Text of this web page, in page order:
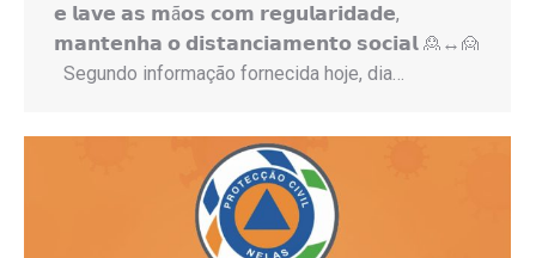
𝗲 𝗹𝗮𝘃𝗲 𝗮𝘀 𝗺ã𝗼𝘀 𝗰𝗼𝗺 𝗿𝗲𝗴𝘂𝗹𝗮𝗿𝗶𝗱𝗮𝗱𝗲,
𝗺𝗮𝗻𝘁𝗲𝗻𝗵𝗮 𝗼 𝗱𝗶𝘀𝘁𝗮𝗻𝗰𝗶𝗮𝗺𝗲𝗻𝘁𝗼 𝘀𝗼𝗰𝗶𝗮𝗹 🙎↔️🙍
Segundo informação fornecida hoje, dia…